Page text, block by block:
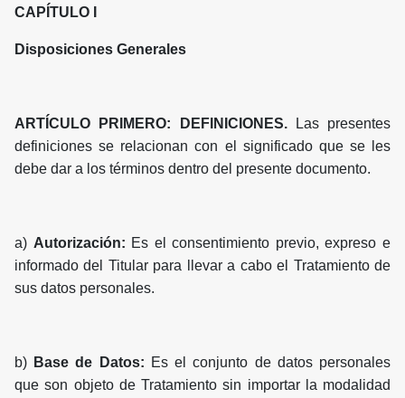
CAPÍTULO I
Disposiciones Generales
ARTÍCULO PRIMERO: DEFINICIONES.Las presentes
definiciones se relacionan con el significado que se les
debe dar a los términos dentro del presente documento.
a) Autorización: Es el consentimiento previo, expreso e
informado del Titular para llevar a cabo el Tratamiento de
sus datos personales.
b) Base de Datos: Es el conjunto de datos personales
que son objeto de Tratamiento sin importar la modalidad